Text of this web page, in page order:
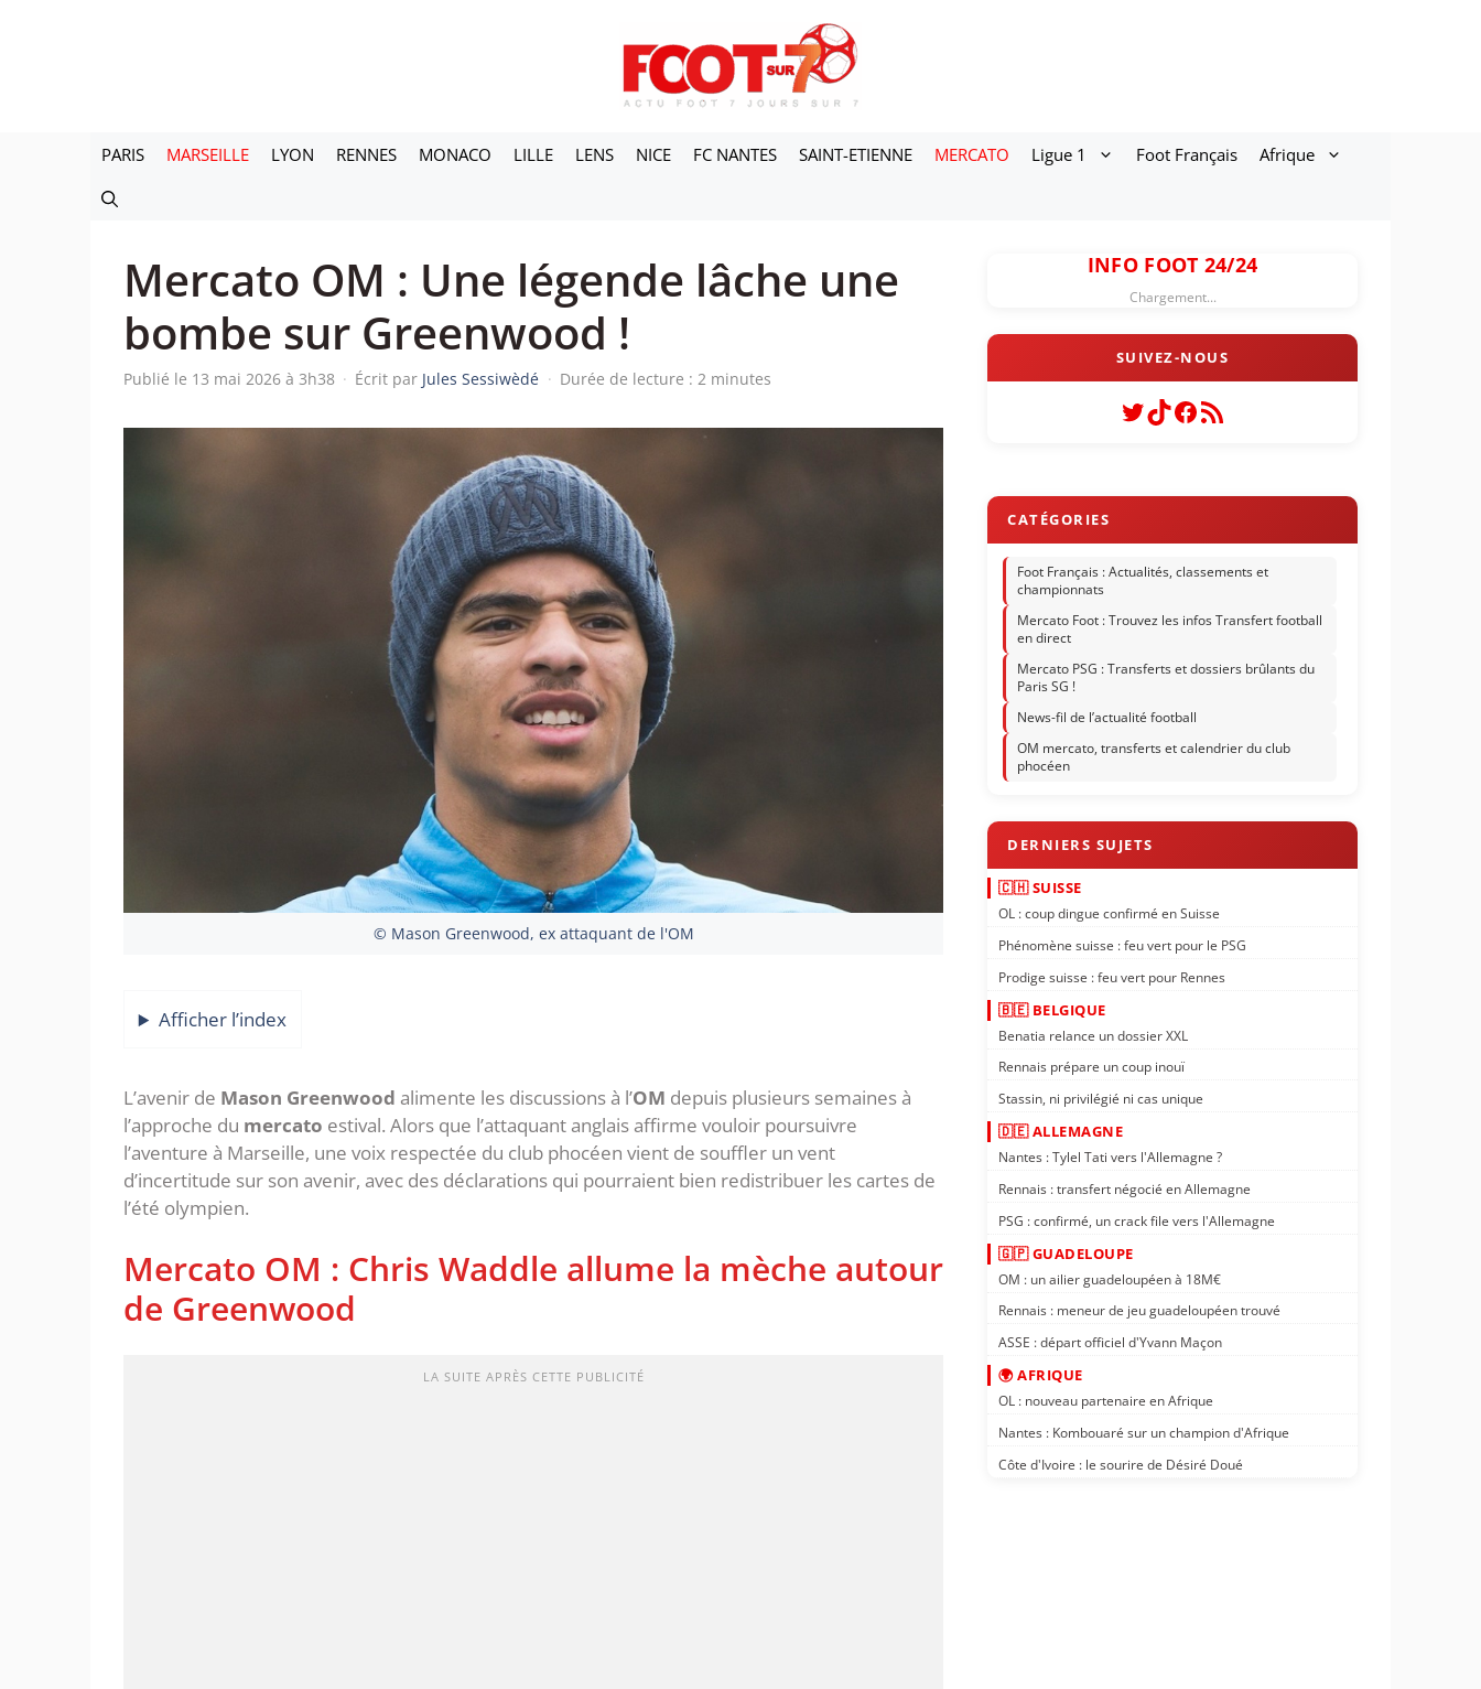
PARIS MARSEILLE LYON RENNES MONACO LILLE LENS NICE FC NANTES SAINT-ETIENNE MERCATO Ligue 1 Foot Français Afrique
Mercato OM : Une légende lâche une
bombe sur Greenwood !
Publié le 13 mai 2026 à 3h38 · Écrit par Jules Sessiwèdé · Durée de lecture : 2 minutes
© Mason Greenwood, ex attaquant de l'OM
Afficher l’index
‎‎L’avenir de Mason Greenwood alimente les discussions à l’OM depuis plusieurs semaines à
l’approche du mercato estival. Alors que l’attaquant anglais affirme vouloir poursuivre
l’aventure à Marseille, une voix respectée du club phocéen vient de souffler un vent
d’incertitude sur son avenir, avec des déclarations qui pourraient bien redistribuer les cartes de
l’été olympien.
‎Mercato OM : Chris Waddle allume la mèche autour
de Greenwood
LA SUITE APRÈS CETTE PUBLICITÉ
INFO FOOT 24/24
Chargement...
Twitter
TikTok
Facebook
Flux RSS
Foot Français : Actualités, classements et
championnats
Mercato Foot : Trouvez les infos Transfert football
en direct
Mercato PSG : Transferts et dossiers brûlants du
Paris SG !
News-fil de l’actualité football
OM mercato, transferts et calendrier du club
phocéen
🇨🇭 SUISSE
OL : coup dingue confirmé en Suisse
Phénomène suisse : feu vert pour le PSG
Prodige suisse : feu vert pour Rennes
🇧🇪 BELGIQUE
Benatia relance un dossier XXL
Rennais prépare un coup inouï
Stassin, ni privilégié ni cas unique
🇩🇪 ALLEMAGNE
Nantes : Tylel Tati vers l'Allemagne ?
Rennais : transfert négocié en Allemagne
PSG : confirmé, un crack file vers l'Allemagne
🇬🇵 GUADELOUPE
OM : un ailier guadeloupéen à 18M€
Rennais : meneur de jeu guadeloupéen trouvé
ASSE : départ officiel d'Yvann Maçon
🌍 AFRIQUE
OL : nouveau partenaire en Afrique
Nantes : Kombouaré sur un champion d'Afrique
Côte d'Ivoire : le sourire de Désiré Doué